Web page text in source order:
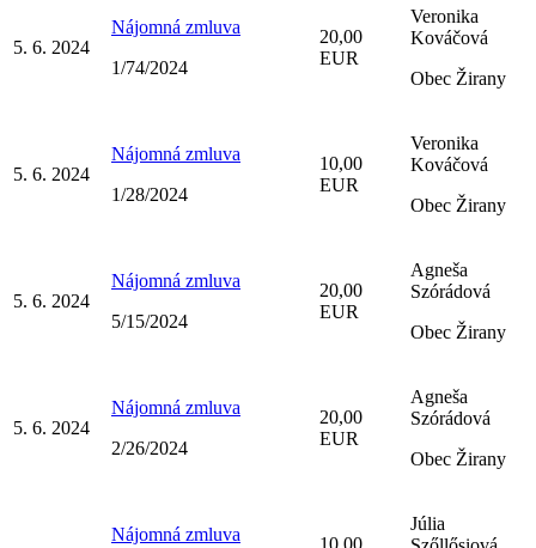
5. 6. 2024
Nájomná zmluva
1/74/2024
20,00
EUR
Veronika
Kováčová
Obec Žirany
5. 6. 2024
Nájomná zmluva
1/28/2024
10,00
EUR
Veronika
Kováčová
Obec Žirany
5. 6. 2024
Nájomná zmluva
5/15/2024
20,00
EUR
Agneša
Szórádová
Obec Žirany
5. 6. 2024
Nájomná zmluva
2/26/2024
20,00
EUR
Agneša
Szórádová
Obec Žirany
Nájomná zmluva 10,00
Júlia